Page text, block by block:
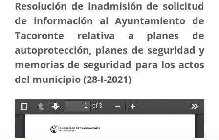
Resolución de inadmisión de solicitud
de información al Ayuntamiento de
Tacoronte relativa a planes de
autoprotección, planes de seguridad y
memorias de seguridad para los actos
del municipio (28-I-2021)